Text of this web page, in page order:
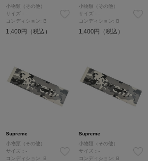
小物類（その他）
サイズ：-
コンディション: B
1,400円（税込）
小物類（その他）
サイズ：-
コンディション: B
1,400円（税込）
Supreme
小物類（その他）
サイズ：-
コンディション: B
Supreme
小物類（その他）
サイズ：-
コンディション: B